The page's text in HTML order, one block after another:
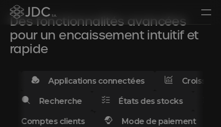
Des fonctionnalités avancées
pour un encaissement intuitif et
rapide
Applications connectées Croissance
Recherche États des stocks
Comptes clients Mode de paiement